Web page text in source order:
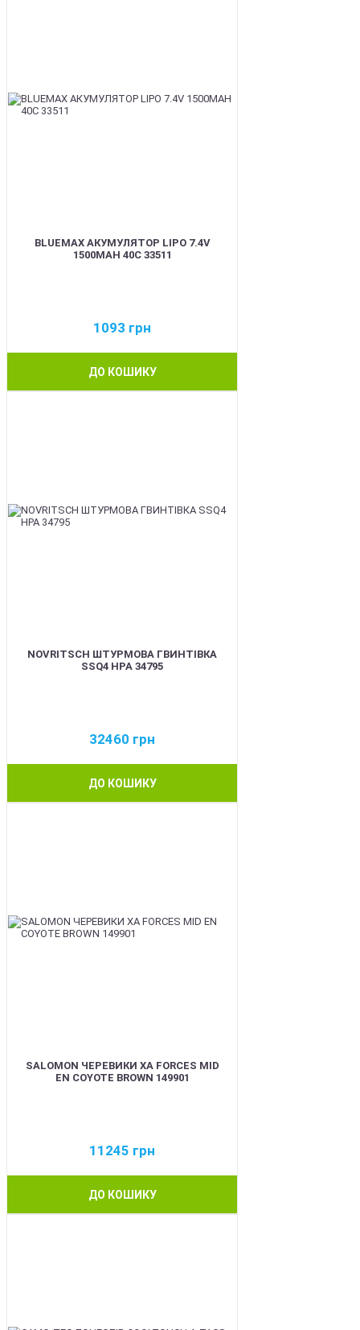
BLUEMAX АКУМУЛЯТОР LIPO 7.4V
1500MAH 40C 33511
1093 грн
ДО КОШИКУ
NOVRITSCH ШТУРМОВА ГВИНТІВКА
SSQ4 HPA 34795
32460 грн
ДО КОШИКУ
SALOMON ЧЕРЕВИКИ XA FORCES MID
EN COYOTE BROWN 149901
11245 грн
ДО КОШИКУ